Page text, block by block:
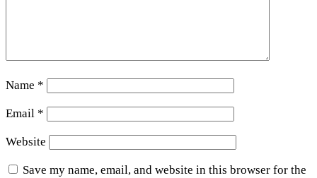
Name *
Email *
Website
Save my name, email, and website in this browser for the